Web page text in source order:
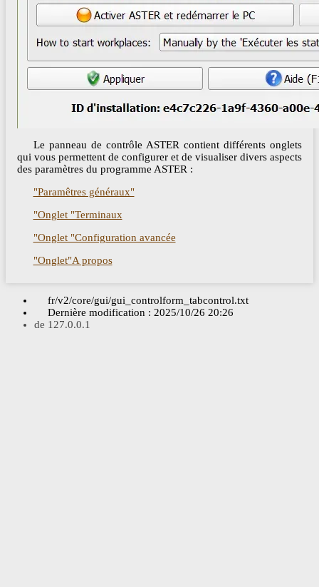
Le panneau de contrôle ASTER contient différents onglets
qui vous permettent de configurer et de visualiser divers aspects
des paramètres du programme ASTER :
"Paramêtres généraux"
"Onglet "Terminaux
"Onglet "Configuration avancée
"Onglet"A propos
fr/v2/core/gui/gui_controlform_tabcontrol.txt
Dernière modification : 2025/10/26 20:26
de 127.0.0.1